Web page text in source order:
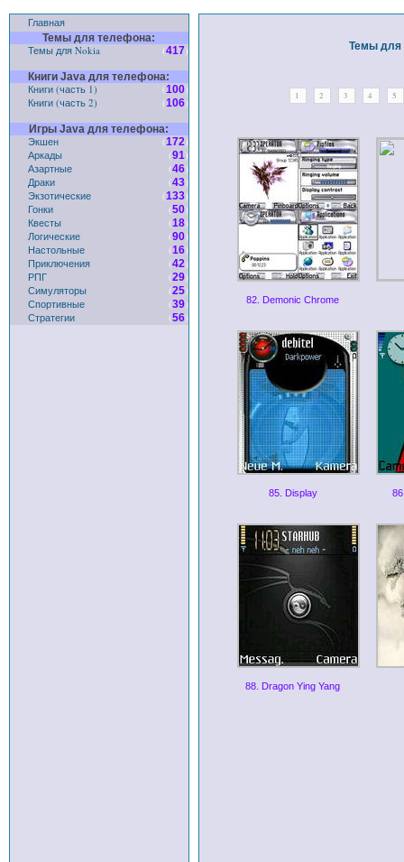
Главная
Темы для телефона:
Темы для Nokia (417)
Книги Java для телефона:
Книги (часть 1) (100)
Книги (часть 2)
(106)
Игры Java для телефона:
Экшен (172)
Аркады
(91)
Азартные
(46)
Драки
(43)
Экзотические
(133)
Гонки
(50)
Квесты
(18)
Логические
(90)
Настольные
(16)
Приключения
(42)
РПГ
(29)
Симуляторы
(25)
Спортивные
(39)
Стратегии
(56)
Темы для
1 2 3 4 5
82. Demonic Chrome
85. Display
88. Dragon Ying Yang